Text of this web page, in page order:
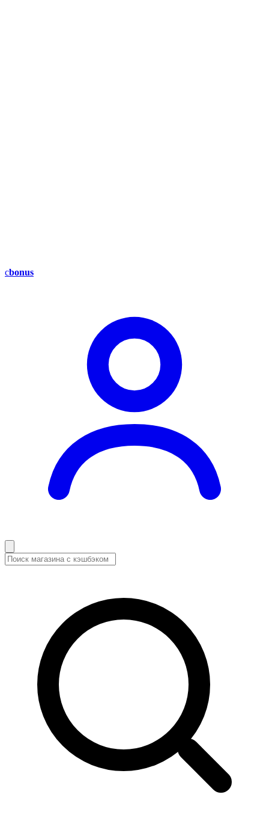
cbonus